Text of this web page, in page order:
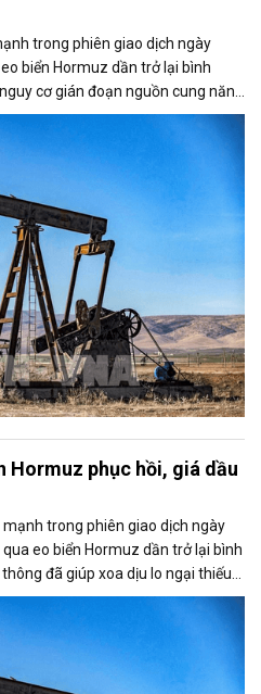
trong phiên giao dịch ngày
biển Hormuz dần trở lại bình
cơ gián đoạn nguồn cung năng
Hormuz phục hồi, giá dầu
trong phiên giao dịch ngày
eo biển Hormuz dần trở lại bình
đã giúp xoa dịu lo ngại thiếu
và WTI xuống mức thấp nhất